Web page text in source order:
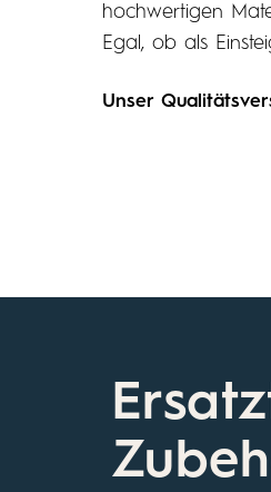
hochwertigen
Egal, ob als
Unser